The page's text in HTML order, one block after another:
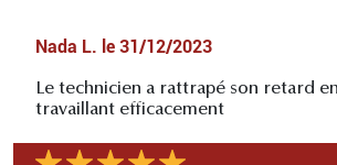
Nada L. le 31/12/2023
Le technicien a rattrapé son retard en
travaillant efficacement